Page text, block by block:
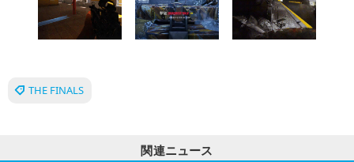
THE FINALS
関連ニュース